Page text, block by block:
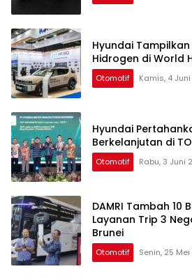
Hyundai Tampilkan
Hidrogen di World
Otomotif Kamis, 4
Hyundai
Berkelanjutan di
Otomotif Rabu, 3 Juni
DAMRI Tambah 10
Layanan Trip 3
Brunei
Otomotif Senin, 25